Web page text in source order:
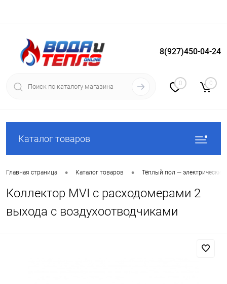
Вход Регистрация
8(927)450-04-24
0 0
Каталог товаров
Главная страница • Каталог товаров • Тёплый пол —
Коллектор MVI с расходомерами 2
выхода с воздухоотводчиками